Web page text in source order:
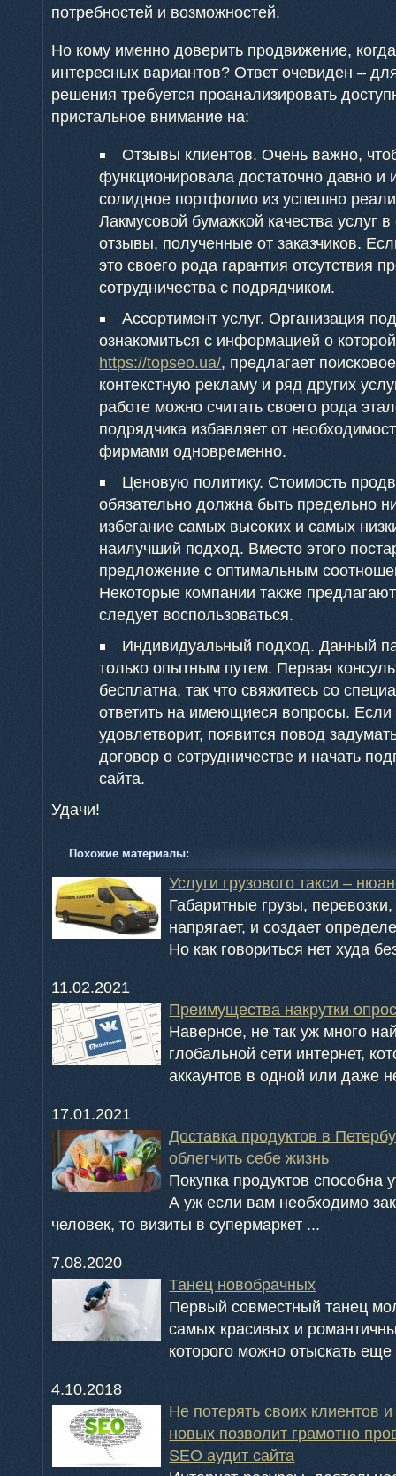
потребностей и возможностей.
Но кому именно доверить продвижение,
интересных вариантов? Ответ очевиден –
решения требуется проанализировать
пристальное внимание на:
Отзывы клиентов. Очень важно,
функционировала достаточно давно и
солидное портфолио из успешно
Лакмусовой бумажкой качества услуг
отзывы, полученные от заказчиков.
это своего рода гарантия отсутствия
сотрудничества с подрядчиком.
Ассортимент услуг. Организация
ознакомиться с информацией о
https://topseo.ua/, предлагает
контекстную рекламу и ряд других
работе можно считать своего рода
подрядчика избавляет от
фирмами одновременно.
Ценовую политику. Стоимость
обязательно должна быть предельно
избегание самых высоких и самых
наилучший подход. Вместо этого
предложение с оптимальным
Некоторые компании также
следует воспользоваться.
Индивидуальный подход. Данный
только опытным путем. Первая
бесплатна, так что свяжитесь со
ответить на имеющиеся вопросы.
удовлетворит, появится повод
договор о сотрудничестве и начать
сайта.
Удачи!
Похожие материалы:
Услуги грузового такси –
Габаритные грузы,
напрягает, и создает
Но как говориться нет худа
11.02.2021
Преимущества накрутки
Наверное, не так уж много
глобальной сети интернет,
аккаунтов в одной или даже
17.01.2021
Доставка продуктов в
облегчить себе жизнь
Покупка продуктов способна
А уж если вам необходимо
человек, то визиты в супермаркет ...
7.08.2020
Танец новобрачных
Первый совместный танец
самых красивых и
которого можно отыскать
4.10.2018
Не потерять своих клиентов
новых позволит грамотно
SEO аудит сайта